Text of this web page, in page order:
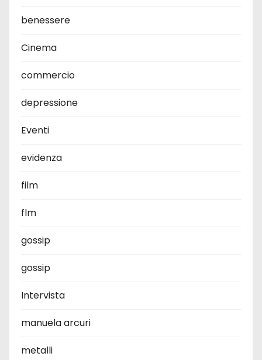
benessere
Cinema
commercio
depressione
Eventi
evidenza
film
flm
gossip
gossip
Intervista
manuela arcuri
metalli